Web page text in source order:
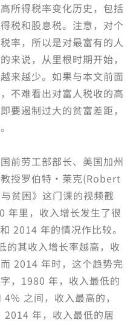
所得税率变化历史，包括
税和股息税。注意，对个
率，所以是对最富有的人
来说，从里根时期开始，
来越少。如果与本文前面
不难看出对富人税收的高
要遏制过大的贫富差距，
前劳工部部长、美国加州
授罗伯特·莱克(Robert
贫困》这门课的视频截
年里，收入增长发生了很
2014 年的情况作比较。
的其收入增长率越高，收
2014 年时，这个趋势完
，1980 年，收入最低的
之间，收入最高的，
年，收入最低的居